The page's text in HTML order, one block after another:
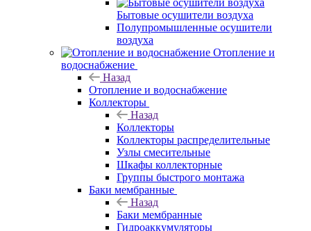
Бытовые осушители воздуха
Полупромышленные осушители
воздуха
Отопление и
водоснабжение
Назад
Отопление и водоснабжение
Коллекторы
Назад
Коллекторы
Коллекторы распределительные
Узлы смесительные
Шкафы коллекторные
Группы быстрого монтажа
Баки мембранные
Назад
Баки мембранные
Гидроаккумуляторы